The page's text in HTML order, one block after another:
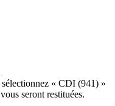
« CDI (941) »
seront restituées.